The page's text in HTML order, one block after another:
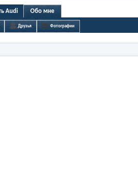
Audi Обо мне
Друзья Фотографии